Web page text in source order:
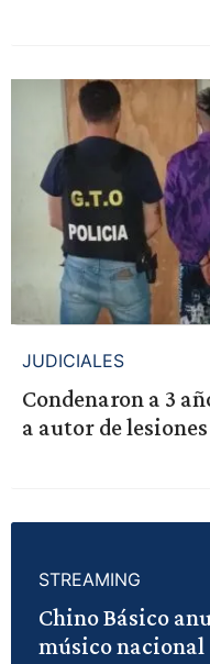
JUDICIALES
Condenaron a 3
a autor de
STREAMING
Chino Básico
músico nacional